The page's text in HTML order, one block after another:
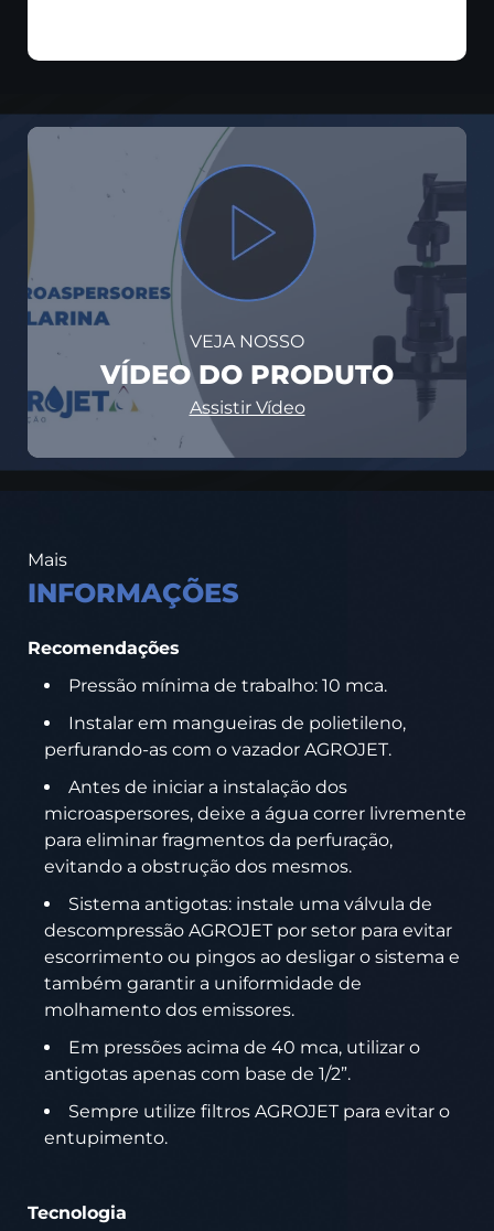
VEJA NOSSO
VÍDEO DO PRODUTO
Assistir Vídeo
Mais
INFORMAÇÕES
Recomendações
Pressão mínima de trabalho: 10 mca.
Instalar em mangueiras de polietileno,
perfurando-as com o vazador AGROJET.
Antes de iniciar a instalação dos
microaspersores, deixe a água correr livremente
para eliminar fragmentos da perfuração,
evitando a obstrução dos mesmos.
Sistema antigotas: instale uma válvula de
descompressão AGROJET por setor para evitar
escorrimento ou pingos ao desligar o sistema e
também garantir a uniformidade de
molhamento dos emissores.
Em pressões acima de 40 mca, utilizar o
antigotas apenas com base de 1/2”.
Sempre utilize filtros AGROJET para evitar o
entupimento.
Tecnologia